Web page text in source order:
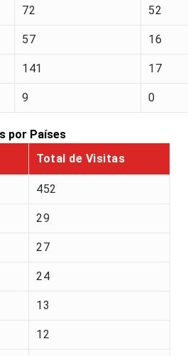
72 52
57 16
141 17
9 0
por Países
Total de Visitas
452
29
27
24
13
12